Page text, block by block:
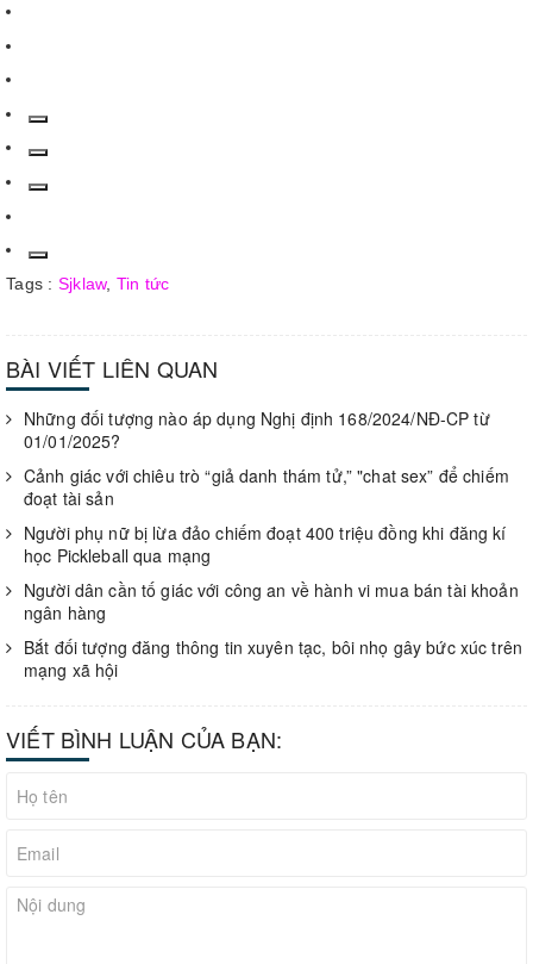
Tags : Sjklaw, Tin tức
BÀI VIẾT LIÊN QUAN
Những đối tượng nào áp dụng Nghị định 168/2024/NĐ-CP từ
01/01/2025?
Cảnh giác với chiêu trò “giả danh thám tử,” "chat sex” để chiếm
đoạt tài sản
Người phụ nữ bị lừa đảo chiếm đoạt 400 triệu đồng khi đăng kí
học Pickleball qua mạng
Người dân cần tố giác với công an về hành vi mua bán tài khoản
ngân hàng
Bắt đối tượng đăng thông tin xuyên tạc, bôi nhọ gây bức xúc trên
mạng xã hội
VIẾT BÌNH LUẬN CỦA BẠN: